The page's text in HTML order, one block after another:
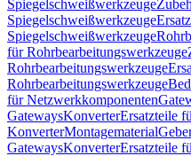
Spiegelschweißwerkzeuge
Spiegelschweißwerkzeuge
Spiegelschweißwerkzeuge
für Rohrbearbeitungswerkzeuge
Rohrbearbeitungswerkzeuge
Rohrbearbeitungswerkzeuge
für Netzwerkkomponenten
GatewaysKonverterErsatzteile
KonverterMontagematerial
GatewaysKonverterErsatzteile